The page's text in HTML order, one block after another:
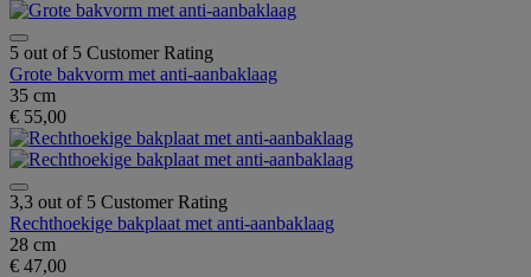
5 out of 5 Customer Rating
Grote bakvorm met anti-aanbaklaag
35 cm
€ 55,00
3,3 out of 5 Customer Rating
Rechthoekige bakplaat met anti-aanbaklaag
28 cm
€ 47,00